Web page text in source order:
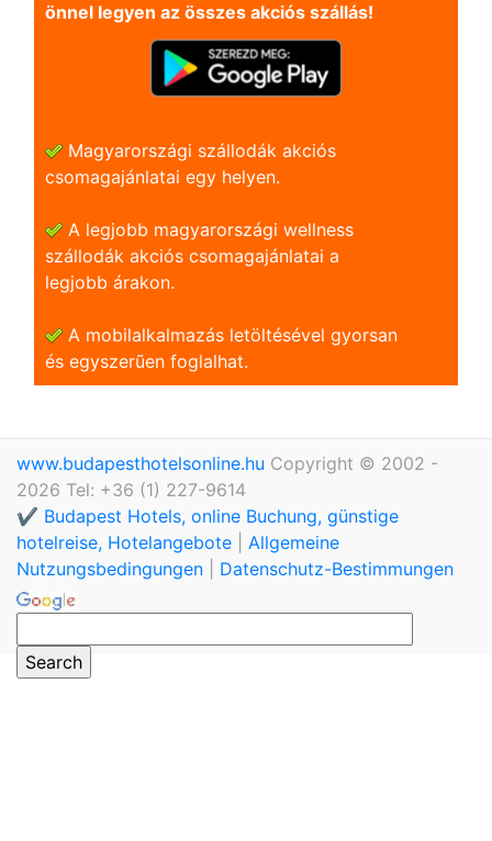
önnel legyen az összes akciós szállás!
Magyarországi szállodák akciós
csomagajánlatai egy helyen.
A legjobb magyarországi wellness
szállodák akciós csomagajánlatai a
legjobb árakon.
A mobilalkalmazás letöltésével gyorsan
és egyszerũen foglalhat.
www.budapesthotelsonline.hu Copyright © 2002 -
2026 Tel: +36 (1) 227-9614
✔️ Budapest Hotels, online Buchung, günstige
hotelreise, Hotelangebote
Allgemeine
Nutzungsbedingungen
Datenschutz-Bestimmungen